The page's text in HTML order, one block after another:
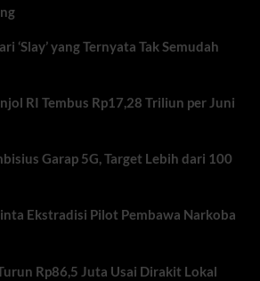
‘Slay’ yang Ternyata Tak Semudah
RI Tembus Rp17,28 Triliun per Juni
Garap 5G, Target Lebih dari 100
Ekstradisi Pilot Pembawa Narkoba
Rp86,5 Juta Usai Dirakit Lokal